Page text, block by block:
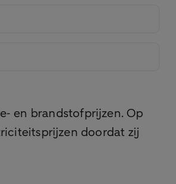
en brandstofprijzen. Op
doordat zij